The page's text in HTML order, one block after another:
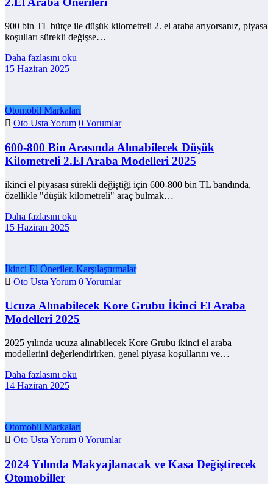
900 bin TL bütçe ile düşük kilometreli 2. el araba arıyorsanız, piyasa
koşulları sürekli değişse…
Daha fazlasını oku
15 Haziran 2025
Otomobil Markaları
Oto Usta Yorum 0 Yorumlar
600-800 Bin Arasında Alınabilecek Düşük
Kilometreli 2.El Araba Modelleri 2025
ikinci el piyasası sürekli değiştiği için 600-800 bin TL bandında,
özellikle "düşük kilometreli" araç bulmak…
Daha fazlasını oku
15 Haziran 2025
İkinci El Öneriler, Karşılaştırmalar
Oto Usta Yorum 0 Yorumlar
Ucuza Alınabilecek Kore Grubu İkinci El Araba
Modelleri 2025
2025 yılında ucuza alınabilecek Kore Grubu ikinci el araba
modellerini değerlendirirken, genel piyasa koşullarını ve…
Daha fazlasını oku
14 Haziran 2025
Otomobil Markaları
Oto Usta Yorum 0 Yorumlar
2024 Yılında Makyajlanacak ve Kasa Değiştirecek
Otomobiller